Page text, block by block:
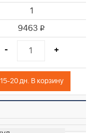
1
9463 i
- +
Поставка из РФ или EU до 15-20 дн. В корзину